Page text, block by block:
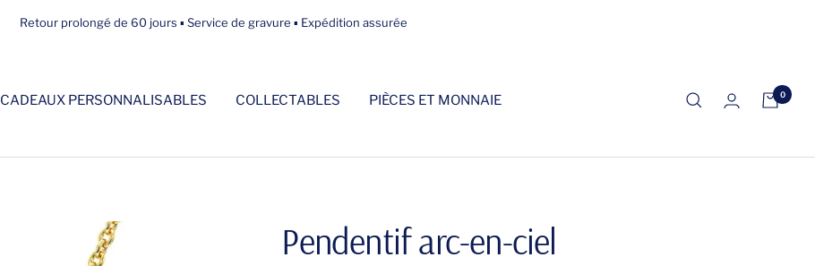
Retour prolongé de 60 jours ▪ Service de gravure ▪ Expédition assurée
CADEAUX PERSONNALISABLES COLLECTABLES PIÈCES ET MONNAIE 0
Pendentif arc-en-ciel